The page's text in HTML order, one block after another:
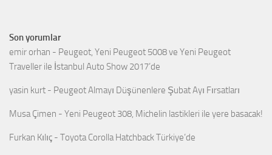
Son yorumlar
emir orhan - Peugeot, Yeni Peugeot 5008 ve Yeni Peugeot
Traveller ile İstanbul Auto Show 2017’de
yasin kurt - Peugeot Almayı Düşünenlere Şubat Ayı Fırsatları
Musa Çimen - Yeni Peugeot 308, Michelin lastikleri ile yere basacak!
Furkan Kılıç - Toyota Corolla Hatchback Türkiye’de